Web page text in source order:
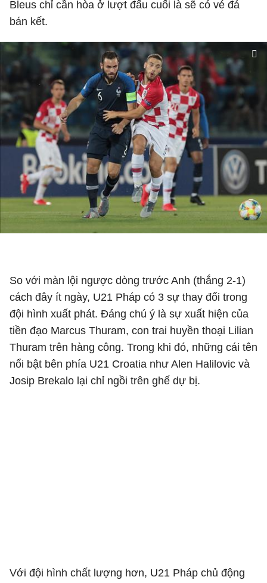
Bleus chỉ cần hòa ở lượt đấu cuối là sẽ có vé đá
bán kết.
So với màn lội ngược dòng trước Anh (thắng 2-1)
cách đây ít ngày, U21 Pháp có 3 sự thay đổi trong
đội hình xuất phát. Đáng chú ý là sự xuất hiện của
tiền đạo Marcus Thuram, con trai huyền thoại Lilian
Thuram trên hàng công. Trong khi đó, những cái tên
nổi bật bên phía U21 Croatia như Alen Halilovic và
Josip Brekalo lại chỉ ngồi trên ghế dự bị.
Với đội hình chất lượng hơn, U21 Pháp chủ động